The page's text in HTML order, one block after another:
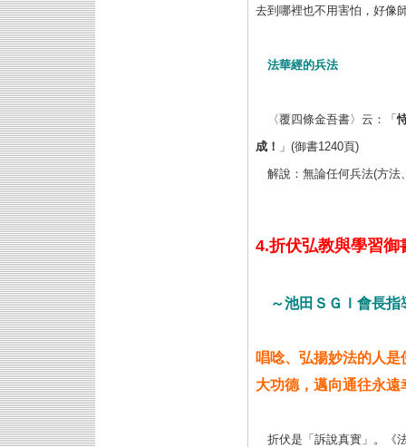
去到哪裡也不用害怕，好像
法華經的兵法
〈覆四條金吾書〉云：「
成！ 」(御書1240頁)
解說：無論任何兵法(方
4.折伏弘教與學習御
～池田ＳＧＩ會長指
唱唸、弘揚妙法的人
大功德，邁向通往永遠
折伏是「訴說真實」。《